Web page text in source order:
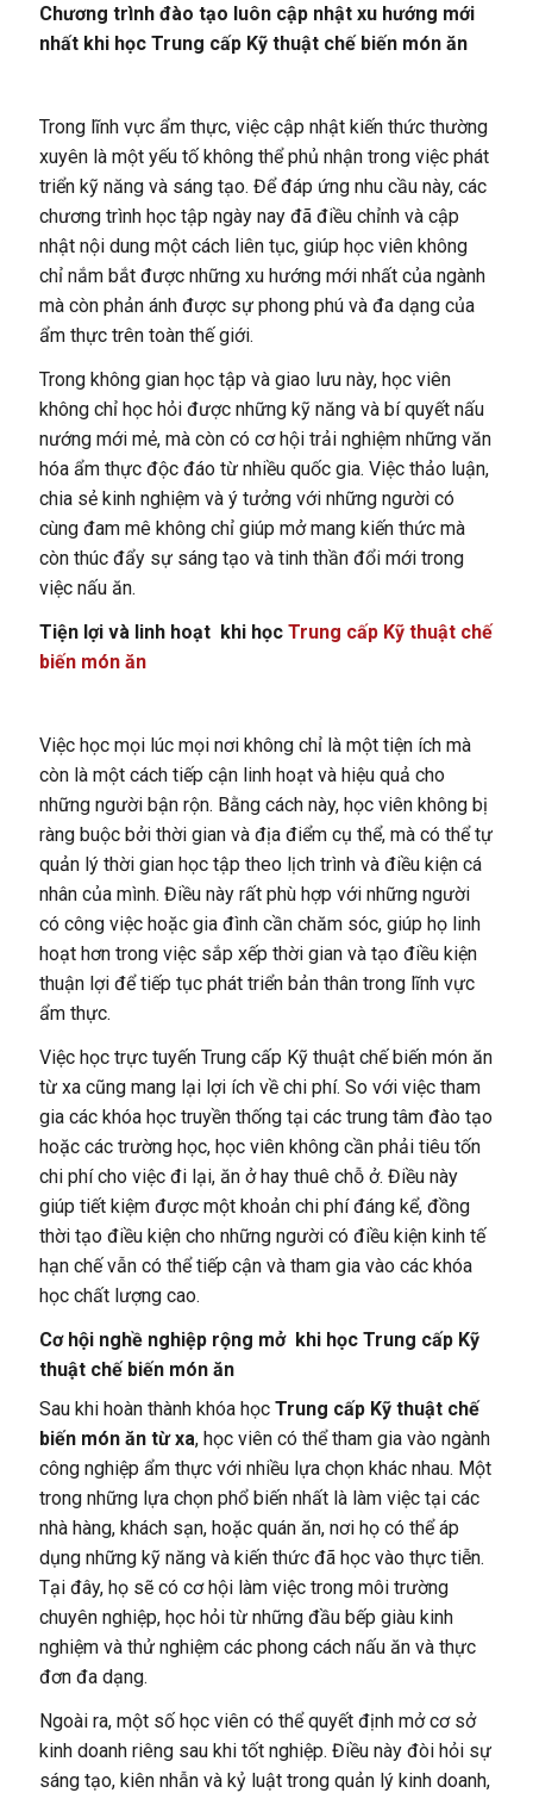
Chương trình đào tạo luôn cập nhật xu hướng mới
nhất khi học Trung cấp Kỹ thuật chế biến món ăn
Trong lĩnh vực ẩm thực, việc cập nhật kiến thức thường
xuyên là một yếu tố không thể phủ nhận trong việc phát
triển kỹ năng và sáng tạo. Để đáp ứng nhu cầu này, các
chương trình học tập ngày nay đã điều chỉnh và cập
nhật nội dung một cách liên tục, giúp học viên không
chỉ nắm bắt được những xu hướng mới nhất của ngành
mà còn phản ánh được sự phong phú và đa dạng của
ẩm thực trên toàn thế giới.
Trong không gian học tập và giao lưu này, học viên
không chỉ học hỏi được những kỹ năng và bí quyết nấu
nướng mới mẻ, mà còn có cơ hội trải nghiệm những văn
hóa ẩm thực độc đáo từ nhiều quốc gia. Việc thảo luận,
chia sẻ kinh nghiệm và ý tưởng với những người có
cùng đam mê không chỉ giúp mở mang kiến thức mà
còn thúc đẩy sự sáng tạo và tinh thần đổi mới trong
việc nấu ăn.
Tiện lợi và linh hoạt khi học Trung cấp Kỹ thuật chế
biến món ăn
Việc học mọi lúc mọi nơi không chỉ là một tiện ích mà
còn là một cách tiếp cận linh hoạt và hiệu quả cho
những người bận rộn. Bằng cách này, học viên không bị
ràng buộc bởi thời gian và địa điểm cụ thể, mà có thể tự
quản lý thời gian học tập theo lịch trình và điều kiện cá
nhân của mình. Điều này rất phù hợp với những người
có công việc hoặc gia đình cần chăm sóc, giúp họ linh
hoạt hơn trong việc sắp xếp thời gian và tạo điều kiện
thuận lợi để tiếp tục phát triển bản thân trong lĩnh vực
ẩm thực.
Việc học trực tuyến Trung cấp Kỹ thuật chế biến món ăn
từ xa cũng mang lại lợi ích về chi phí. So với việc tham
gia các khóa học truyền thống tại các trung tâm đào tạo
hoặc các trường học, học viên không cần phải tiêu tốn
chi phí cho việc đi lại, ăn ở hay thuê chỗ ở. Điều này
giúp tiết kiệm được một khoản chi phí đáng kể, đồng
thời tạo điều kiện cho những người có điều kiện kinh tế
hạn chế vẫn có thể tiếp cận và tham gia vào các khóa
học chất lượng cao.
Cơ hội nghề nghiệp rộng mở khi học Trung cấp Kỹ
thuật chế biến món ăn
Sau khi hoàn thành khóa học Trung cấp Kỹ thuật chế
biến món ăn từ xa, học viên có thể tham gia vào ngành
công nghiệp ẩm thực với nhiều lựa chọn khác nhau. Một
trong những lựa chọn phổ biến nhất là làm việc tại các
nhà hàng, khách sạn, hoặc quán ăn, nơi họ có thể áp
dụng những kỹ năng và kiến thức đã học vào thực tiễn.
Tại đây, họ sẽ có cơ hội làm việc trong môi trường
chuyên nghiệp, học hỏi từ những đầu bếp giàu kinh
nghiệm và thử nghiệm các phong cách nấu ăn và thực
đơn đa dạng.
Ngoài ra, một số học viên có thể quyết định mở cơ sở
kinh doanh riêng sau khi tốt nghiệp. Điều này đòi hỏi sự
sáng tạo, kiên nhẫn và kỷ luật trong quản lý kinh doanh,